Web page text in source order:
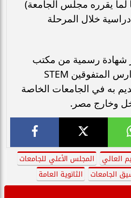
يقرره مجلس الجامعة)
خلال المرحلة
شهادة رسمية من مكتب
التنسيق لطلاب مدارس المتفوقين STEM
1.25 للتقديم به في الجامعات الخاصة
وخارج مصر.
العالي
المجلس الأعلي للجامعات
الجامعات الثانوية العامة